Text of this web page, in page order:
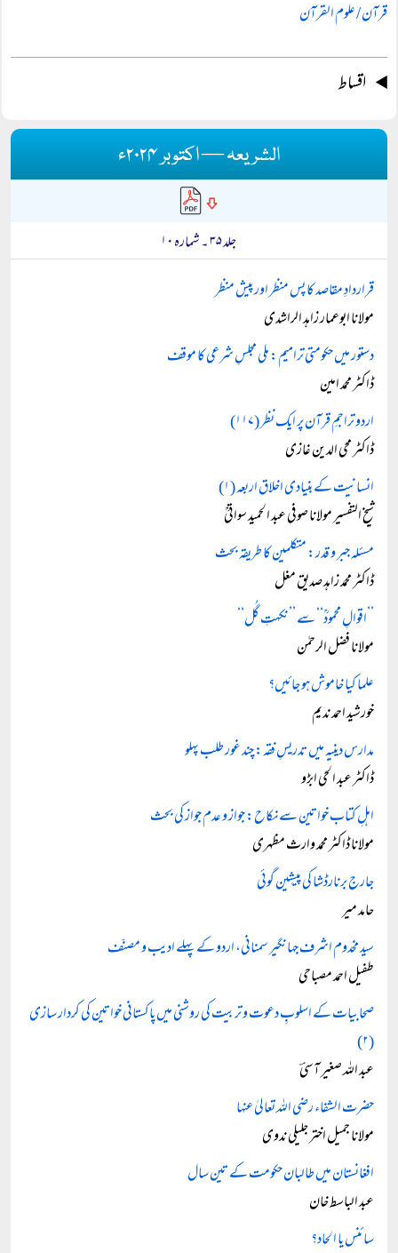
قرآن / علوم القرآن
اقساط
الشریعہ — اکتوبر ۲۰۲۴ء
جلد ۳۵ ۔ شمارہ ۱۰
قراردادِ مقاصد کا پس منظر اور پیش منظر
مولانا ابوعمار زاہد الراشدی
دستور میں حکومتی ترامیم: ملی مجلسِ شرعی کا موقف
ڈاکٹر محمد امین
اردو تراجمِ قرآن پر ایک نظر (۱۱۷)
ڈاکٹر محی الدین غازی
انسانیت کے بنیادی اخلاق اربعہ (۱)
شیخ التفسیر مولانا صوفی عبد الحمید سواتیؒ
مسئلہ جبر و قدر: متکلمین کا طریقہ بحث
ڈاکٹر محمد زاہد صدیق مغل
’’اقوالِ محمودؒ‘‘ سے ’’نکہتِ گُل‘‘
مولانا فضل الرحمٰن
علما کیا خاموش ہو جائیں؟
خورشید احمد ندیم
مدارس دینیہ میں تدریسِ فقہ: چند غور طلب پہلو
ڈاکٹر عبد الحی ابڑو
اہلِ کتاب خواتین سے نکاح: جواز و عدم جواز کی بحث
مولانا ڈاکٹر محمد وارث مظہری
جارج برنارڈشا کی پیشِین گوئی
حامد میر
سید مخدوم اشرف جہانگیر سمنانی، اردو کے پہلے ادیب و مصنّف
طفیل احمد مصباحی
صحابیات کے اسلوبِ دعوت و تربیت کی روشنی میں پاکستانی خواتین کی کردار سازی
(۲)
عبد اللہ صغیر آسیؔ
حضرت الشفاء رضی اللہ تعالیٰ عنہا
مولانا جمیل اختر جلیلی ندوی
افغانستان میں طالبان حکومت کے تین سال
عبد الباسط خان
سائنس یا الحاد؟